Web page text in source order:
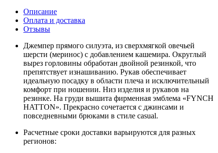
Описание
Оплата и доставка
Отзывы
Джемпер прямого силуэта, из сверхмягкой овечьей
шерсти (меринос) с добавлением кашемира. Округлый
вырез горловины обработан двойной резинкой, что
препятствует изнашиванию. Рукав обеспечивает
идеальную посадку в области плеча и исключительный
комфорт при ношении. Низ изделия и рукавов на
резинке. На груди вышита фирменная эмблема «FYNCH
HATTON». Прекрасно сочетается с джинсами и
повседневными брюками в стиле casual.
Расчетные сроки доставки варьируются для разных
регионов: